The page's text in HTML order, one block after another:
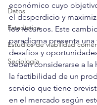
Datos
Estadística
Estudios de viabilidad
Sociología
económico cuyo
el desperdicio y
los recursos. Este
paradigma presenta una
desafíos y
deben considerarse a la
la factibilidad de un
servicio que tiene
en el mercado según